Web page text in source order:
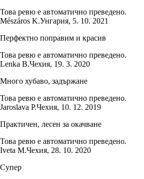
Това ревю е автоматично преведено.
Mészáros K.Унгария, 5. 10. 2021
Перфектно поправим и красив
Това ревю е автоматично преведено.
Lenka B.Чехия, 19. 3. 2020
Много хубаво, задържане
Това ревю е автоматично преведено.
Jaroslava P.Чехия, 10. 12. 2019
Практичен, лесен за окачване
Това ревю е автоматично преведено.
Iveta M.Чехия, 28. 10. 2020
Супер